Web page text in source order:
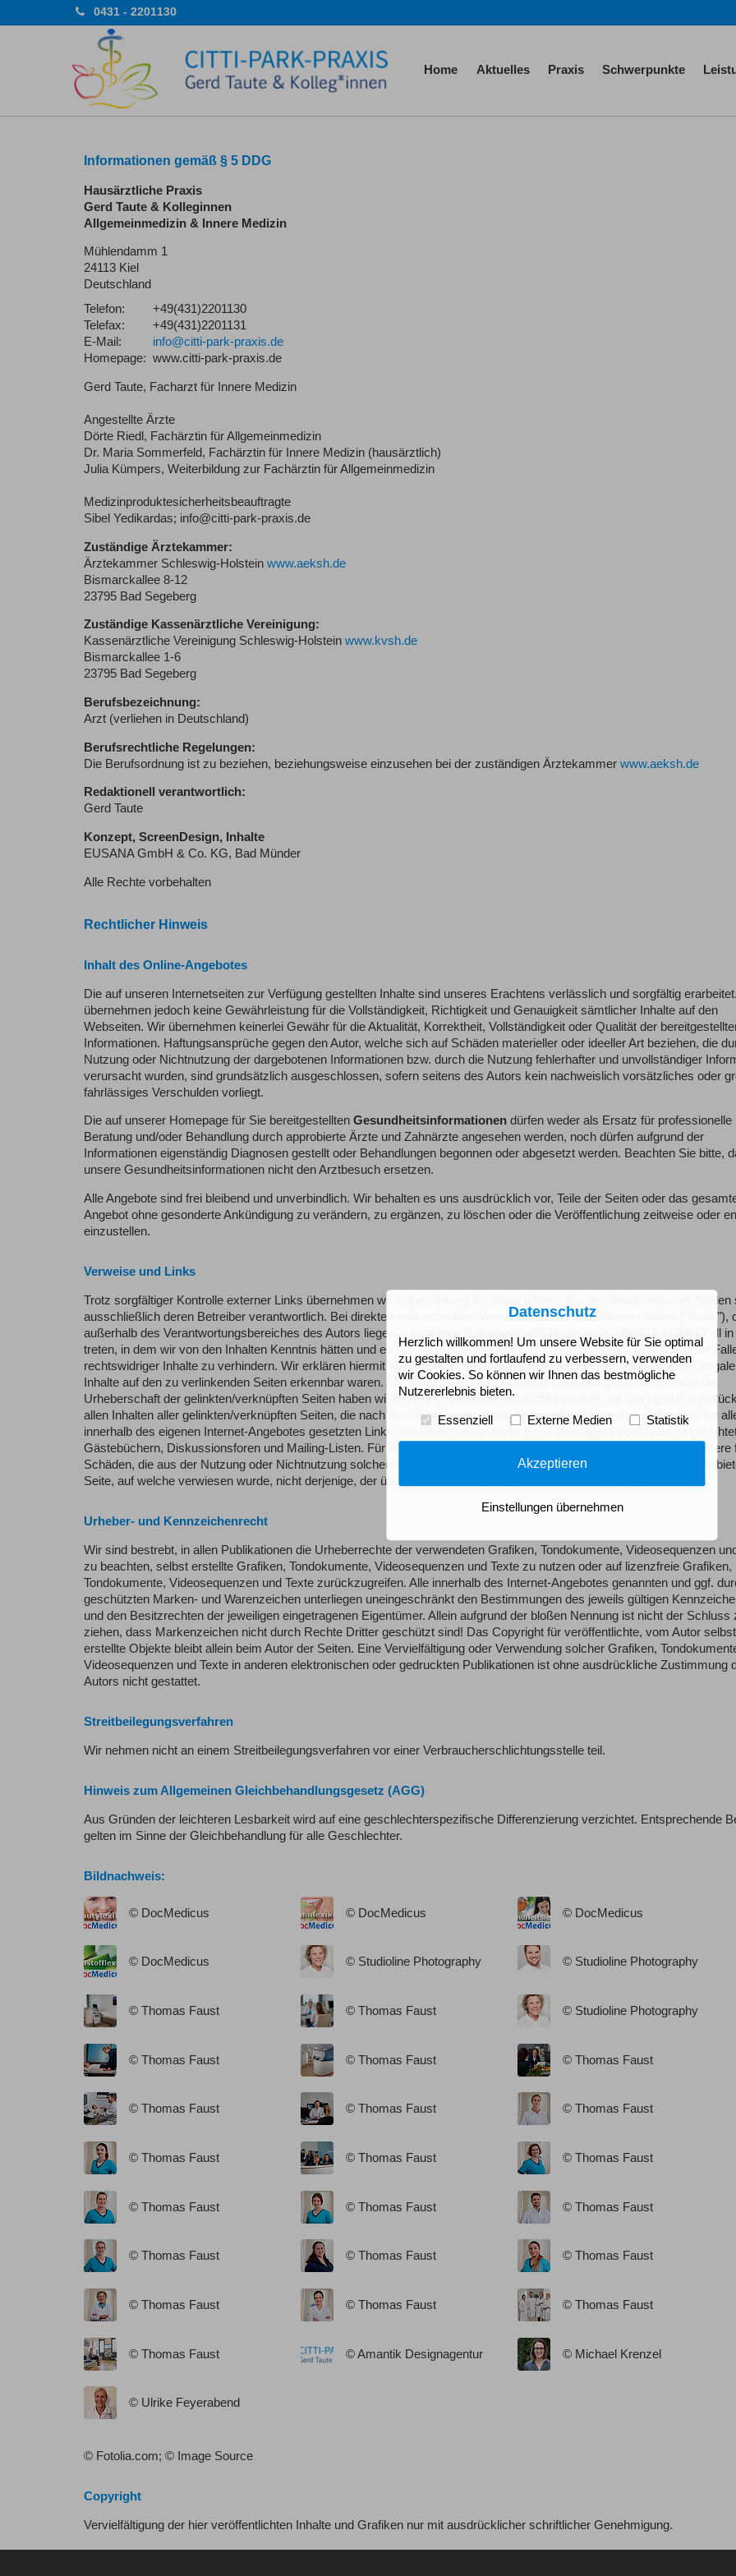
0431 - 2201130
Home Aktuelles Praxis Schwerpunkte
Informationen gemäß § 5 DDG
Hausärztliche Praxis
Gerd Taute & Kolleginnen
Allgemeinmedizin & Innere Medizin
Mühlendamm 1
24113 Kiel
Deutschland
Telefon:
+49(431)2201130
Telefax:
+49(431)2201131
E-Mail:
info@citti-park-praxis.de
Homepage: www.citti-park-praxis.de
Gerd Taute, Facharzt für Innere Medizin
Angestellte Ärzte
Dörte Riedl, Fachärztin für Allgemeinmedizin
Dr. Maria Sommerfeld, Fachärztin für Innere Medizin (hausärztlich)
Julia Kümpers, Weiterbildung zur Fachärztin für Allgemeinmedizin
Medizinproduktesicherheitsbeauftragte
Sibel Yedikardas; info@citti-park-praxis.de
Zuständige Ärztekammer:
Ärztekammer Schleswig-Holstein www.aeksh.de
Bismarckallee 8-12
23795 Bad Segeberg
Zuständige Kassenärztliche Vereinigung:
Kassenärztliche Vereinigung Schleswig-Holstein www.kvsh.de
Bismarckallee 1-6
23795 Bad Segeberg
Berufsbezeichnung:
Arzt (verliehen in Deutschland)
Berufsrechtliche Regelungen:
Die Berufsordnung ist zu beziehen, beziehungsweise einzusehen bei der zuständigen Ärztekammer www.aeksh.de
Redaktionell verantwortlich:
Gerd Taute
Konzept, ScreenDesign, Inhalte
EUSANA GmbH & Co. KG, Bad Münder
Alle Rechte vorbehalten
Rechtlicher Hinweis
Inhalt des Online-Angebotes
Die auf unseren Internetseiten zur Verfügung gestellten Inhalte sind unseres Erachtens verlässlich und sorgfältig
übernehmen jedoch keine Gewährleistung für die Vollständigkeit, Richtigkeit und Genauigkeit sämtlicher Inhalte auf den
Webseiten. Wir übernehmen keinerlei Gewähr für die Aktualität, Korrektheit, Vollständigkeit oder Qualität der
Informationen. Haftungsansprüche gegen den Autor, welche sich auf Schäden materieller oder ideeller Art beziehen, die
Nutzung oder Nichtnutzung der dargebotenen Informationen bzw. durch die Nutzung fehlerhafter und unvollständiger
verursacht wurden, sind grundsätzlich ausgeschlossen, sofern seitens des Autors kein nachweislich vorsätzliches oder
fahrlässiges Verschulden vorliegt.
Die auf unserer Homepage für Sie bereitgestellten Gesundheitsinformationen dürfen weder als Ersatz für professionelle
Beratung und/oder Behandlung durch approbierte Ärzte und Zahnärzte angesehen werden, noch dürfen aufgrund der
Informationen eigenständig Diagnosen gestellt oder Behandlungen begonnen oder abgesetzt werden. Beachten Sie bitte,
unsere Gesundheitsinformationen nicht den Arztbesuch ersetzen.
Alle Angebote sind frei bleibend und unverbindlich. Wir behalten es uns ausdrücklich vor, Teile der Seiten oder das
Angebot ohne gesonderte Ankündigung zu verändern, zu ergänzen, zu löschen oder die Veröffentlichung zeitweise oder
einzustellen.
Verweise und Links
Trotz sorgfältiger Kontrolle externer Links übernehmen wir keine Haftung für deren Inhalte. Für den Inhalt verlinkter Stellen
ausschließlich deren Betreiber verantwortlich. Bei direkten oder indirekten Verweisen auf fremde Internet-Seiten ("Links"),
außerhalb des Verantwortungsbereiches des Autors liegen, würde eine Haftungsverpflichtung ausschließlich in dem Fall
treten, in dem wir von den Inhalten Kenntnis hätten und es uns technisch möglich und zumutbar wäre, die Nutzung im
rechtswidriger Inhalte zu verhindern. Wir erklären hiermit ausdrücklich, dass zum Zeitpunkt der Link-Setzung keine
Inhalte auf den zu verlinkenden Seiten erkennbar waren. Auf die aktuelle und zukünftige Gestaltung, die Inhalte oder die
Urheberschaft der gelinkten/verknüpften Seiten haben wir keinerlei Einfluss. Deshalb distanzieren wir uns hiermit
allen Inhalten aller gelinkten/verknüpften Seiten, die nach der Link-Setzung verändert wurden. Diese Feststellung gilt für
innerhalb des eigenen Internet-Angebotes gesetzten Links und Verweise sowie für Fremdeinträge in vom Autor
Gästebüchern, Diskussionsforen und Mailing-Listen. Für illegale, fehlerhafte oder unvollständige Inhalte und insbesondere
Schäden, die aus der Nutzung oder Nichtnutzung solcherart dargebotenen Informationen entstehen, haftet allein der
Seite, auf welche verwiesen wurde, nicht derjenige, der über Links auf die jeweilige Veröffentlichung lediglich verweist.
Urheber- und Kennzeichenrecht
Wir sind bestrebt, in allen Publikationen die Urheberrechte der verwendeten Grafiken, Tondokumente, Videosequenzen
zu beachten, selbst erstellte Grafiken, Tondokumente, Videosequenzen und Texte zu nutzen oder auf lizenzfreie Grafiken,
Tondokumente, Videosequenzen und Texte zurückzugreifen. Alle innerhalb des Internet-Angebotes genannten und ggf.
geschützten Marken- und Warenzeichen unterliegen uneingeschränkt den Bestimmungen des jeweils gültigen
und den Besitzrechten der jeweiligen eingetragenen Eigentümer. Allein aufgrund der bloßen Nennung ist nicht der Schluss
ziehen, dass Markenzeichen nicht durch Rechte Dritter geschützt sind! Das Copyright für veröffentlichte, vom Autor selbst
erstellte Objekte bleibt allein beim Autor der Seiten. Eine Vervielfältigung oder Verwendung solcher Grafiken,
Videosequenzen und Texte in anderen elektronischen oder gedruckten Publikationen ist ohne ausdrückliche Zustimmung
Autors nicht gestattet.
Streitbeilegungsverfahren
Wir nehmen nicht an einem Streitbeilegungsverfahren vor einer Verbraucherschlichtungsstelle teil.
Hinweis zum Allgemeinen Gleichbehandlungsgesetz (AGG)
Aus Gründen der leichteren Lesbarkeit wird auf eine geschlechterspezifische Differenzierung verzichtet. Entsprechende
gelten im Sinne der Gleichbehandlung für alle Geschlechter.
Bildnachweis:
© DocMedicus © DocMedicus © DocMedicus
© DocMedicus © Studioline Photography © Studioline Photography
© Thomas Faust © Thomas Faust © Studioline Photography
© Thomas Faust © Thomas Faust © Thomas Faust
© Thomas Faust © Thomas Faust © Thomas Faust
© Thomas Faust © Thomas Faust © Thomas Faust
© Thomas Faust © Thomas Faust © Thomas Faust
© Thomas Faust © Thomas Faust © Thomas Faust
© Thomas Faust © Thomas Faust © Thomas Faust
© Thomas Faust © Amantik Designagentur © Michael Krenzel
© Ulrike Feyerabend
© Fotolia.com; © Image Source
Copyright
Vervielfältigung der hier veröffentlichten Inhalte und Grafiken nur mit ausdrücklicher schriftlicher Genehmigung.
Datenschutz
Herzlich willkommen! Um unsere Website für Sie optimal
zu gestalten und fortlaufend zu verbessern, verwenden
wir Cookies. So können wir Ihnen das bestmögliche
Nutzererlebnis bieten.
Essenziell Externe Medien Statistik
Akzeptieren
Einstellungen übernehmen